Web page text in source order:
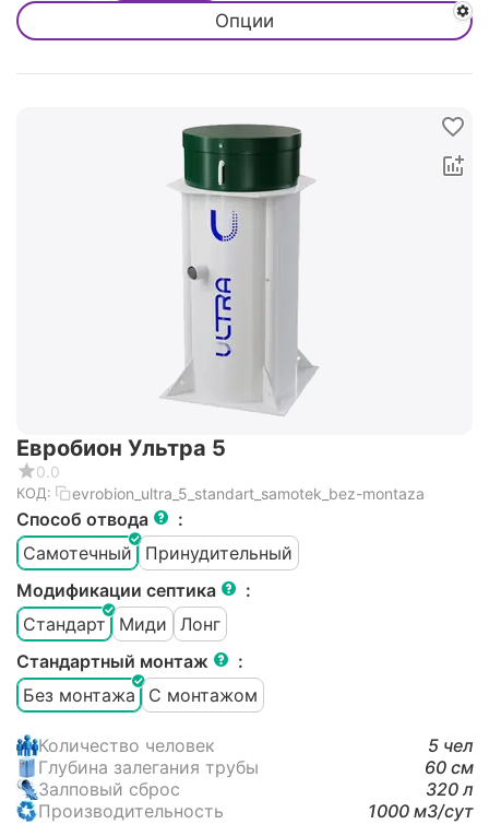
Опции
Евробион Ультра 5
0.0
КОД: evrobion_ultra_5_standart_samotek_bez-montaza
Способ отвода
:
Самотечный
Принудительный
Модификации септика
:
Стандарт
Миди
Лонг
Стандартный монтаж
:
Без монтажа
С монтажом
Количество человек
5 чел
Глубина залегания трубы
60 см
Залповый сброс
320 л
Производительность
1000 м3/cут